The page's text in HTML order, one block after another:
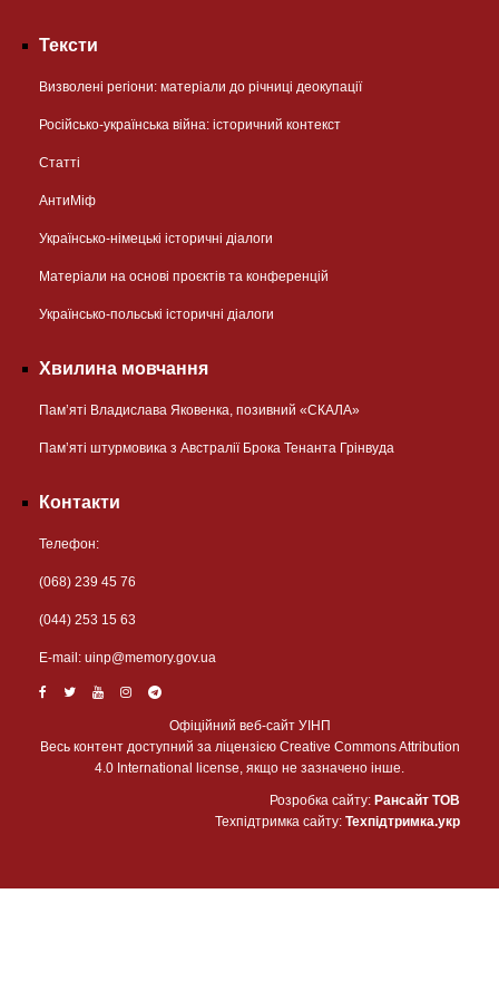
Тексти
Визволені регіони: матеріали до річниці деокупації
Російсько-українська війна: історичний контекст
Статті
АнтиМіф
Українсько-німецькі історичні діалоги
Матеріали на основі проєктів та конференцій
Українсько-польські історичні діалоги
Хвилина мовчання
Пам’яті Владислава Яковенка, позивний «СКАЛА»
Пам’яті штурмовика з Австралії Брока Тенанта Грінвуда
Контакти
Телефон:
(068) 239 45 76
(044) 253 15 63
Е-mail: uinp@memory.gov.ua
Офіційний веб-сайт УІНП
Весь контент доступний за ліцензією Creative Commons Attribution
4.0 International license, якщо не зазначено інше.
Розробка сайту: Рансайт ТОВ
Техпідтримка сайту: Техпідтримка.укр